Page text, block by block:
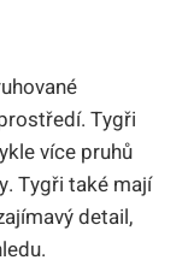
Tygři
více pruhů
Tygři také mají
detail,